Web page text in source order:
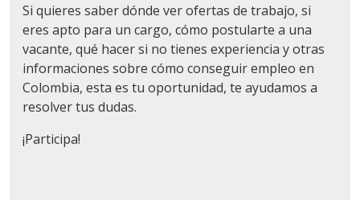
Si quieres saber dónde ver ofertas de trabajo, si
eres apto para un cargo, cómo postularte a una
vacante, qué hacer si no tienes experiencia y otras
informaciones sobre cómo conseguir empleo en
Colombia, esta es tu oportunidad, te ayudamos a
resolver tus dudas.
¡Participa!